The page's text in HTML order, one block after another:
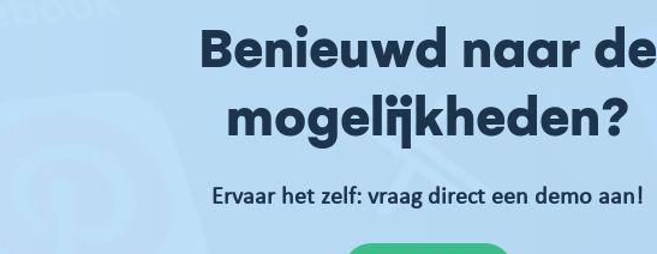
Benieuwd naar de
mogelijkheden?
Ervaar het zelf: vraag direct een demo aan!